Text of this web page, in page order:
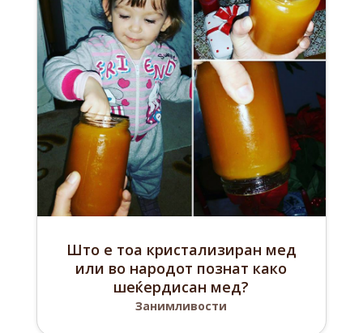
Што е тоа кристализиран мед
или во народот познат како
шеќердисан мед?
Занимливости